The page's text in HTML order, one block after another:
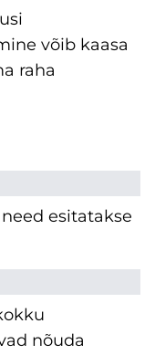
võib kaasa
raha
esitatakse
nõuda